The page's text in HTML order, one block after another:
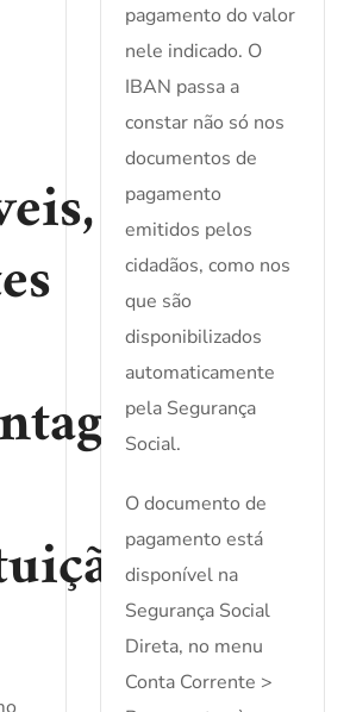
pagamento do valor
nele indicado. O
IBAN passa a
constar não só nos
documentos de
pagamento
emitidos pelos
cidadãos, como nos
que são
disponibilizados
automaticamente
pela Segurança
Social.
O documento de
pagamento está
disponível na
Segurança Social
Direta, no menu
Conta Corrente >